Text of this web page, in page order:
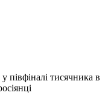
півфіналі тисячника в